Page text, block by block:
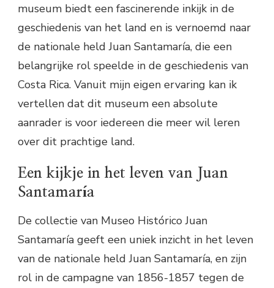
museum biedt een fascinerende inkijk in de
geschiedenis van het land en is vernoemd naar
de nationale held Juan Santamaría, die een
belangrijke rol speelde in de geschiedenis van
Costa Rica. Vanuit mijn eigen ervaring kan ik
vertellen dat dit museum een absolute
aanrader is voor iedereen die meer wil leren
over dit prachtige land.
Een kijkje in het leven van Juan
Santamaría
De collectie van Museo Histórico Juan
Santamaría geeft een uniek inzicht in het leven
van de nationale held Juan Santamaría, en zijn
rol in de campagne van 1856-1857 tegen de